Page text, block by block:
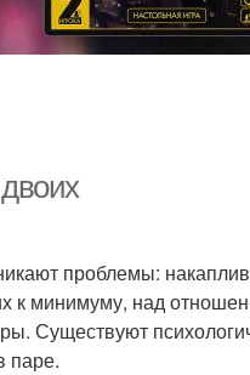
проблемы:
к минимуму, над
Существуют
паре.